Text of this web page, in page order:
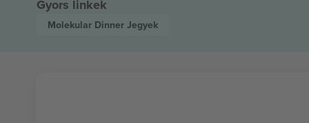
Gyors linkek
Molekular Dinner Jegyek